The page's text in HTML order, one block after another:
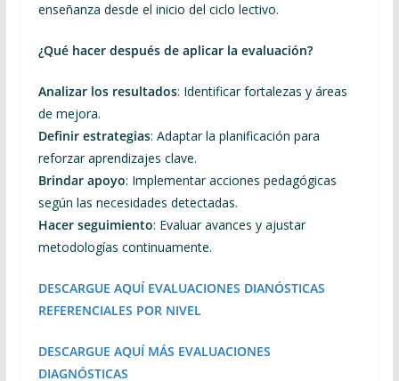
enseñanza desde el inicio del ciclo lectivo.
¿Qué hacer después de aplicar la evaluación?
Analizar los resultados: Identificar fortalezas y áreas
de mejora.
Definir estrategias: Adaptar la planificación para
reforzar aprendizajes clave.
Brindar apoyo: Implementar acciones pedagógicas
según las necesidades detectadas.
Hacer seguimiento: Evaluar avances y ajustar
metodologías continuamente.
DESCARGUE AQUÍ EVALUACIONES DIANÓSTICAS
REFERENCIALES POR NIVEL
DESCARGUE AQUÍ MÁS EVALUACIONES
DIAGNÓSTICAS